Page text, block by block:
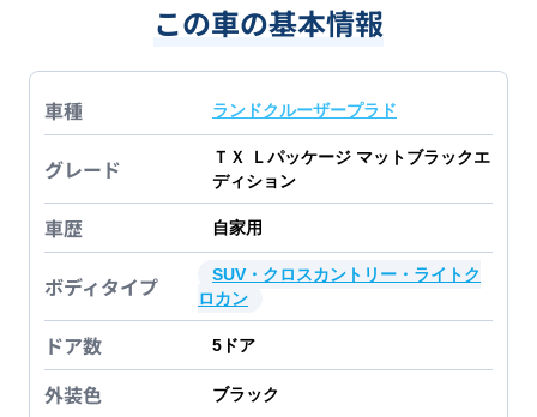
この車の基本情報
車種 ランドクルーザープラド
グレード
ＴＸ Ｌパッケージ マットブラックエ
ディション
車歴 自家用
ボディタイプ
SUV・クロスカントリー・ライトク
ロカン
ドア数 5 ドア
外装色 ブラック